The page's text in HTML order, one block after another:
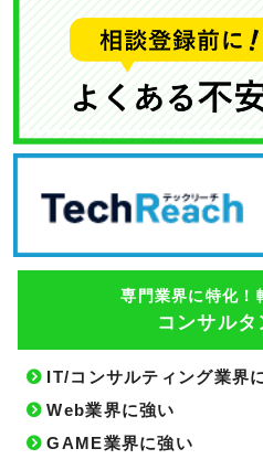
専門業界に特化！
コンサル
IT/コンサルティング業界
Web業界に強い
GAME業界に強い